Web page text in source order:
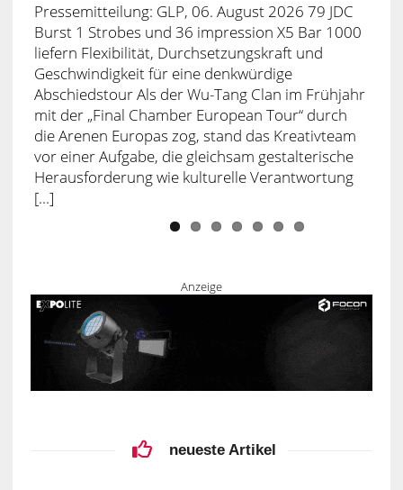
Pressemitteilung: GLP, 06. August 2026 79 JDC
Burst 1 Strobes und 36 impression X5 Bar 1000
liefern Flexibilität, Durchsetzungskraft und
Geschwindigkeit für eine denkwürdige
Abschiedstour Als der Wu-Tang Clan im Frühjahr
mit der „Final Chamber European Tour“ durch
die Arenen Europas zog, stand das Kreativteam
vor einer Aufgabe, die gleichsam gestalterische
Herausforderung wie kulturelle Verantwortung
[...]
Partnerschaften im Rhein-
Main-Gebiet
Anzeige
neueste Artikel